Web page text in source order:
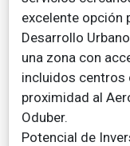
excelente opción
Desarrollo
una zona con
incluidos centros
proximidad al
Oduber.
Potencial de